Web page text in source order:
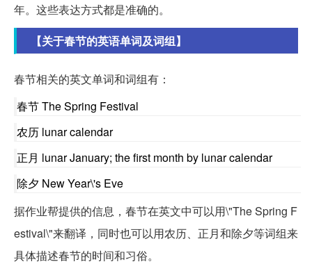
年。这些表达方式都是准确的。
【关于春节的英语单词及词组】
春节相关的英文单词和词组有：
春节 The Spring Festival
农历 lunar calendar
正月 lunar January; the first month by lunar calendar
除夕 New Year\'s Eve
据作业帮提供的信息，春节在英文中可以用\"The Spring F
estival\"来翻译，同时也可以用农历、正月和除夕等词组来
具体描述春节的时间和习俗。